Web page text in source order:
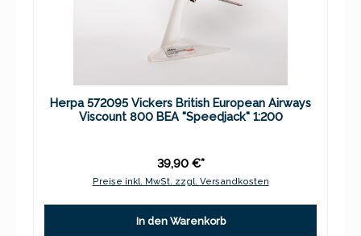
Herpa 572095 Vickers British European Airways
Viscount 800 BEA "Speedjack" 1:200
39,90 €*
Preise inkl. MwSt. zzgl. Versandkosten
In den Warenkorb